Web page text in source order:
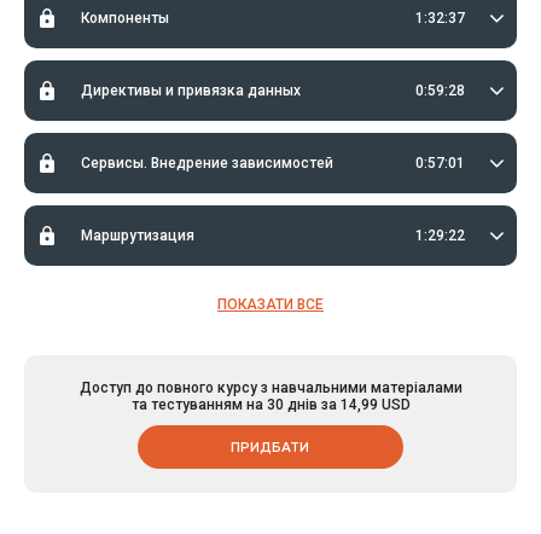
использования TypeScript в контексте Angular.
Компоненты 1:32:37
Директивы и привязка данных 0:59:28
Сервисы. Внедрение зависимостей 0:57:01
Маршрутизация 1:29:22
ПОКАЗАТИ ВСЕ
Доступ до повного курсу з навчальними матеріалами
та тестуванням на 30 днів за 14,99 USD
ПРИДБАТИ